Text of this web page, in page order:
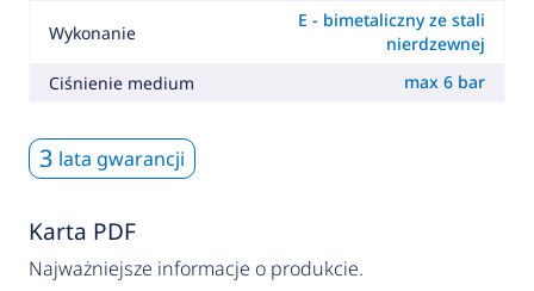
Wykonanie
E - bimetaliczny ze stali
nierdzewnej
Ciśnienie medium
max 6 bar
3 lata gwarancji
Karta PDF
Najważniejsze informacje o produkcie.